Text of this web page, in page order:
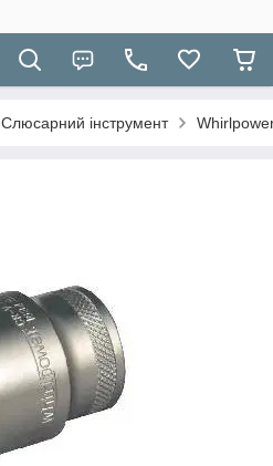
Слюсарний інструмент